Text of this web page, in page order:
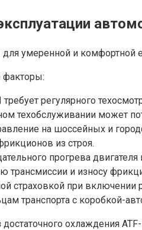
умеренной и комфортной
факторы:
регулярного
техобслуживании может
на шоссейных и
из строя.
прогрева
трансмиссии и износу
страховкой при включении
транспорта с коробкой-
охлаждения